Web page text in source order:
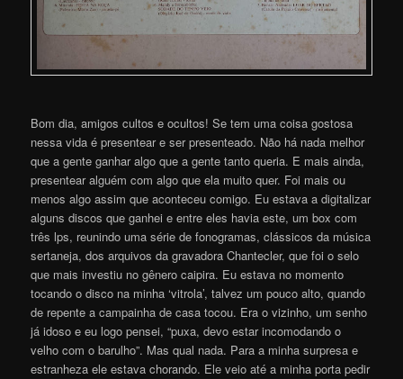
Bom dia, amigos cultos e ocultos! Se tem uma coisa gostosa
nessa vida é presentear e ser presenteado. Não há nada melhor
que a gente ganhar algo que a gente tanto queria. E mais ainda,
presentear alguém com algo que ela muito quer. Foi mais ou
menos algo assim que aconteceu comigo. Eu estava a digitalizar
alguns discos que ganhei e entre eles havia este, um box com
três lps, reunindo uma série de fonogramas, clássicos da música
sertaneja, dos arquivos da gravadora Chantecler, que foi o selo
que mais investiu no gênero caipira. Eu estava no momento
tocando o disco na minha ‘vitrola’, talvez um pouco alto, quando
de repente a campainha de casa tocou. Era o vizinho, um senho
já idoso e eu logo pensei, “puxa, devo estar incomodando o
velho com o barulho”. Mas qual nada. Para a minha surpresa e
estranheza ele estava chorando. Ele veio até a minha porta pedir